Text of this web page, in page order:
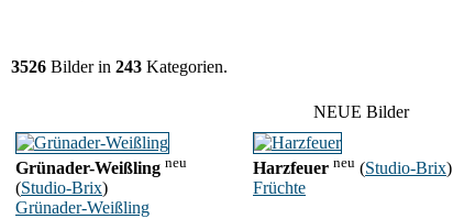
3526 Bilder in 243 Kategorien.
NEUE Bilder
Grünader-Weißling neu
(Studio-Brix)
Grünader-Weißling
Harzfeuer neu (Studio-Brix)
Früchte